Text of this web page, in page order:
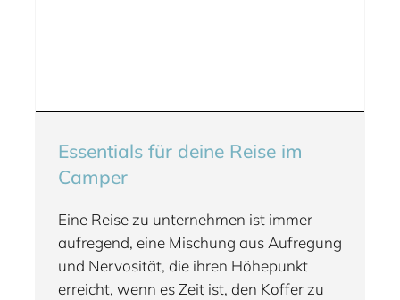
Essentials für deine Reise im
Camper
Eine Reise zu unternehmen ist immer
aufregend, eine Mischung aus Aufregung
und Nervosität, die ihren Höhepunkt
erreicht, wenn es Zeit ist, den Koffer zu